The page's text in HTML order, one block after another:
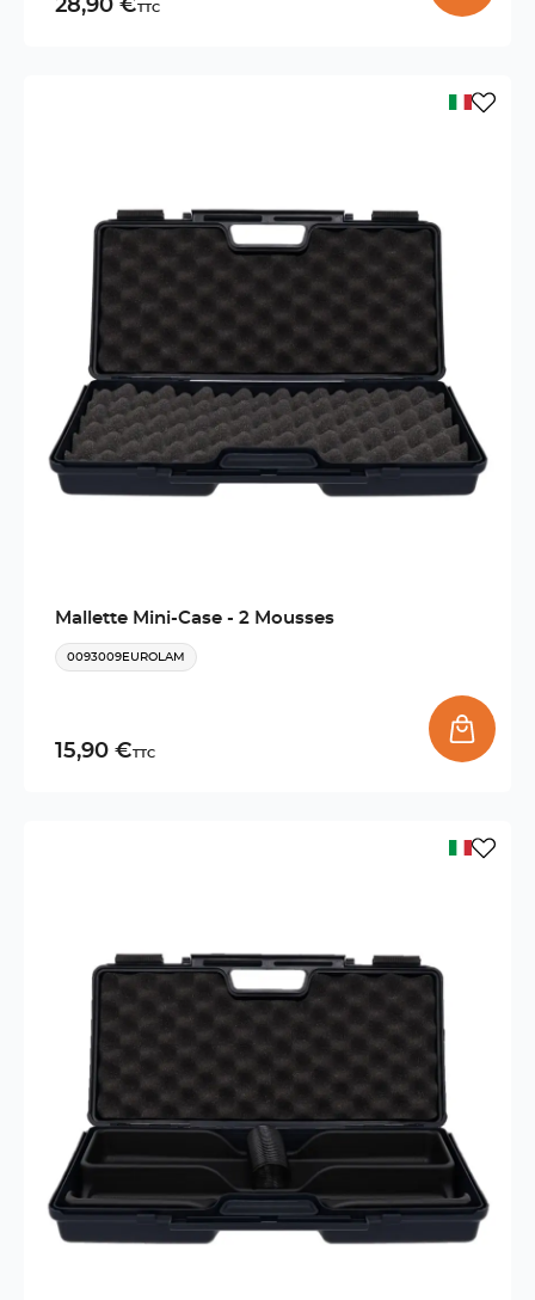
28,90 €TTC
Mallette Mini-Case - 2 Mousses
0093009EUROLAM
15,90 €TTC